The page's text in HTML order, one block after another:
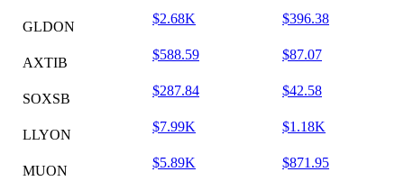
GLDON
$2.68K $396.38
AXTIB
$588.59 $87.07
SOXSB
$287.84 $42.58
LLYON
$7.99K $1.18K
MUON
$5.89K $871.95